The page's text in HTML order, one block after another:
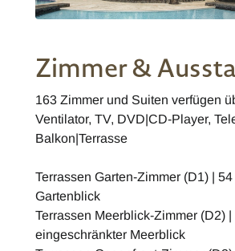
Zimmer &
163 Zimmer und Suiten verfügen
Ventilator, TV, DVD|CD-Player,
Balkon|Terrasse
Terrassen Garten-Zimmer (D1) |
Gartenblick
Terrassen Meerblick-Zimmer (D2)
eingeschränkter Meerblick